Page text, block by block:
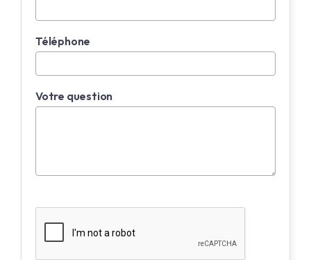
Téléphone
Votre question